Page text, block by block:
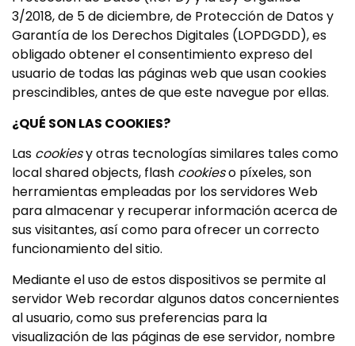
3/2018, de 5 de diciembre, de Protección de Datos y
Garantía de los Derechos Digitales (LOPDGDD), es
obligado obtener el consentimiento expreso del
usuario de todas las páginas web que usan cookies
prescindibles, antes de que este navegue por ellas.
¿QUÉ SON LAS COOKIES?
Las cookiesy otras tecnologías similares tales como
local shared objects, flash cookieso píxeles, son
herramientas empleadas por los servidores Web
para almacenar y recuperar información acerca de
sus visitantes, así como para ofrecer un correcto
funcionamiento del sitio.
Mediante el uso de estos dispositivos se permite al
servidor Web recordar algunos datos concernientes
al usuario, como sus preferencias para la
visualización de las páginas de ese servidor, nombre